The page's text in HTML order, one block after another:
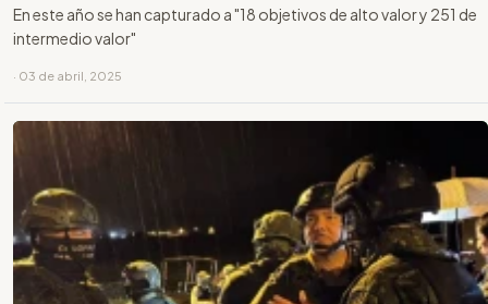
En este año se han capturado a "18 objetivos de alto valor y 251 de
intermedio valor"
· 03 de abril, 2025